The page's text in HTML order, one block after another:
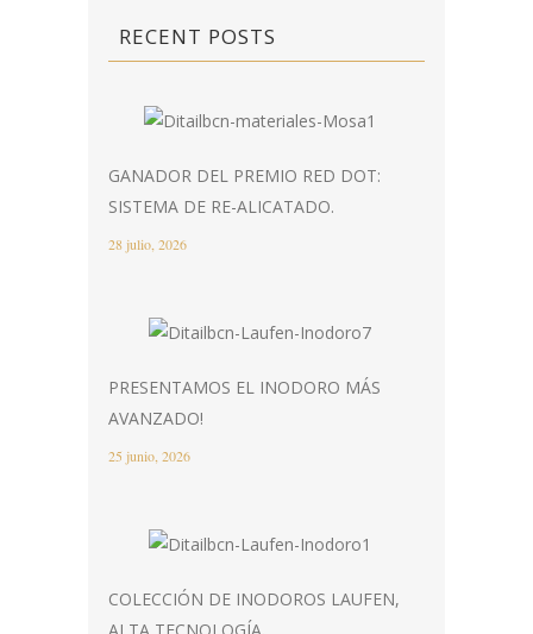
RECENT POSTS
GANADOR DEL PREMIO RED DOT:
SISTEMA DE RE-ALICATADO.
28 julio, 2026
PRESENTAMOS EL INODORO MÁS
AVANZADO!
25 junio, 2026
COLECCIÓN DE INODOROS LAUFEN,